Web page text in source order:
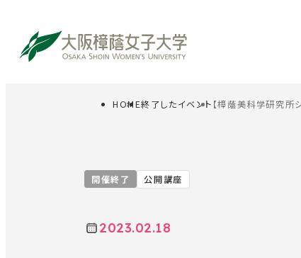
サイト内検索
HOME終了したイベント 【樟蔭美科学研究
開催終了 公開講座
2023.02.18